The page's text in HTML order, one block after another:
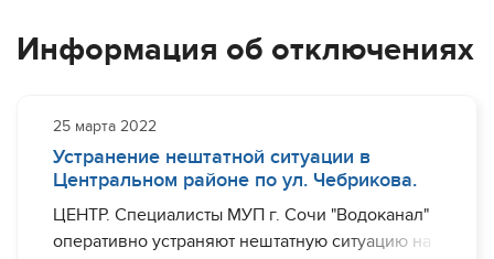
Информация об отключениях
Устранение нештатной ситуации в
Центральном районе по ул. Чебрикова.
25 марта 2022
ЦЕНТР. Специалисты МУП г. Сочи "Водоканал"
оперативно устраняют нештатную ситуацию на